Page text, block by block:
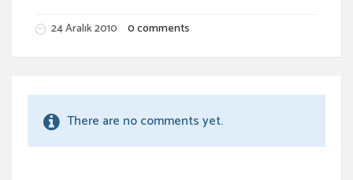
24 Aralık 2010 0 comments
There are no comments yet.